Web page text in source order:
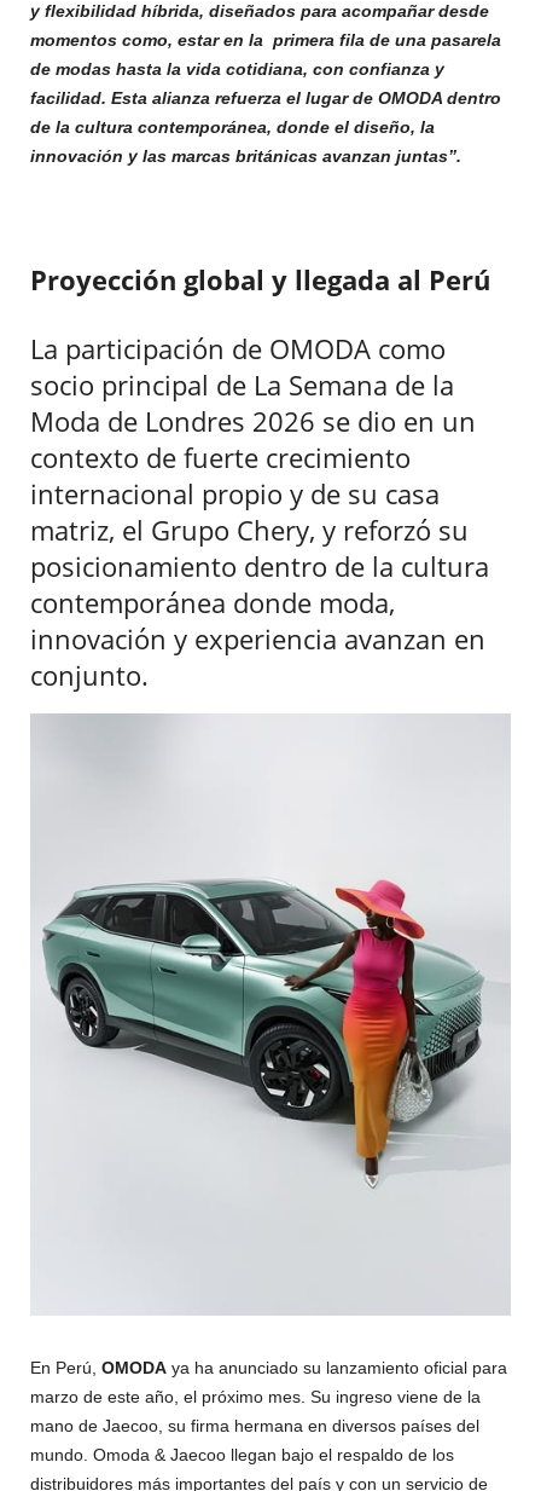
y flexibilidad híbrida, diseñados para acompañar desde
momentos como, estar en la primera fila de una pasarela
de modas hasta la vida cotidiana, con confianza y
facilidad. Esta alianza refuerza el lugar de OMODA dentro
de la cultura contemporánea, donde el diseño, la
innovación y las marcas británicas avanzan juntas”.
Proyección global y llegada al Perú
La participación de OMODA como
socio principal de La Semana de la
Moda de Londres 2026 se dio en un
contexto de fuerte crecimiento
internacional propio y de su casa
matriz, el Grupo Chery, y reforzó su
posicionamiento dentro de la cultura
contemporánea donde moda,
innovación y experiencia avanzan en
conjunto.
En Perú, OMODA ya ha anunciado su lanzamiento oficial para
marzo de este año, el próximo mes. Su ingreso viene de la
mano de Jaecoo, su firma hermana en diversos países del
mundo. Omoda & Jaecoo llegan bajo el respaldo de los
distribuidores más importantes del país y con un servicio de